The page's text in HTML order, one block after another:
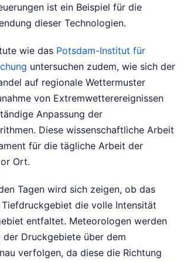
ist ein Beispiel für die
dieser Technologien.
wie das Potsdam-Institut für
untersuchen zudem, wie sich der
auf regionale Wettermuster
von Extremwetterereignissen
Anpassung der
Diese wissenschaftliche Arbeit
für die tägliche Arbeit der
Ort.
Tagen wird sich zeigen, ob das
die volle Intensität
entfaltet. Meteorologen werden
Druckgebiete über dem
verfolgen, da diese die Richtung